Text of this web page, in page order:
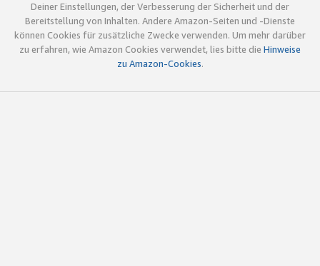
Deiner Einstellungen, der Verbesserung der Sicherheit und der
Bereitstellung von Inhalten. Andere Amazon-Seiten und -Dienste
können Cookies für zusätzliche Zwecke verwenden. Um mehr darüber
zu erfahren, wie Amazon Cookies verwendet, lies bitte die Hinweise
zu Amazon-Cookies.